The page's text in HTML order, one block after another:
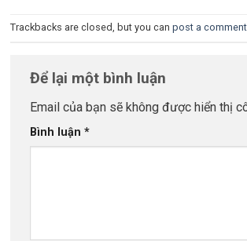
Trackbacks are closed, but you can post a comment
Để lại một bình luận
Email của bạn sẽ không được hiển thị
Bình luận *